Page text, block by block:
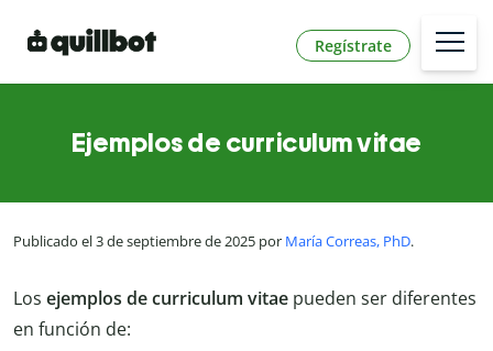
Regístrate
Ejemplos de curriculum vitae
Publicado el 3 de septiembre de 2025 por María Correas, PhD.
Los ejemplos de curriculum vitae pueden ser diferentes
en función de: